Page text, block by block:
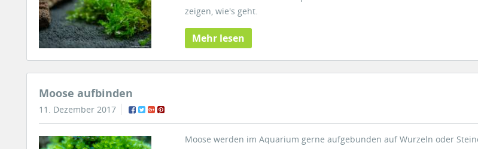
zeigen, wie's geht.
Mehr lesen
Moose aufbinden
11. Dezember 2017
Moose werden im Aquarium gerne aufgebunden auf Wurzeln oder